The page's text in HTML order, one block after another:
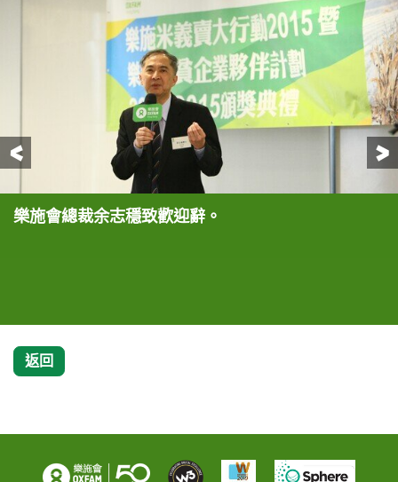
前一頁
樂施會總裁余志穩致歡迎辭。
樂施會總裁余志穩與所有與會贊助機構及得獎團體合
余志穩向樂施大使小肥頒發委任狀，表揚其對樂施會
樂施大使小肥聯同澳門演藝人協會一眾成員，向大家
樂施會總裁余志穩、樂施大使小肥，以及澳門演藝人
樂施大使森美(圖右三)到訪樂施米攤檔，為一眾義工
樂施會－澳門分會理事會常務理事岑一峰(圖中) 、樂
返回